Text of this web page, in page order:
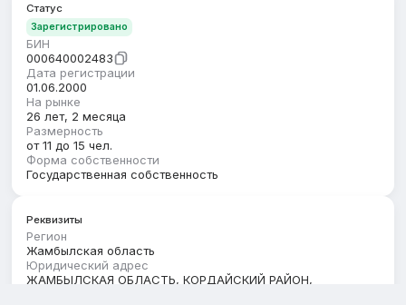
Статус
Зарегистрировано
БИН
000640002483
Дата регистрации
01.06.2000
На рынке
26 лет, 2 месяца
Размерность
от 11 до 15 чел.
Форма собственности
Государственная собственность
Реквизиты
Регион
Жамбылская область
Юридический адрес
ЖАМБЫЛСКАЯ ОБЛАСТЬ, КОРДАЙСКИЙ РАЙОН,